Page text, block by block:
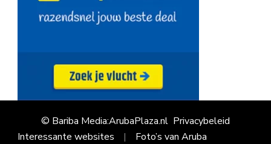
© Bariba Media:ArubaPlaza.nl Privacybeleid
Interessante websites
Foto’s van Aruba